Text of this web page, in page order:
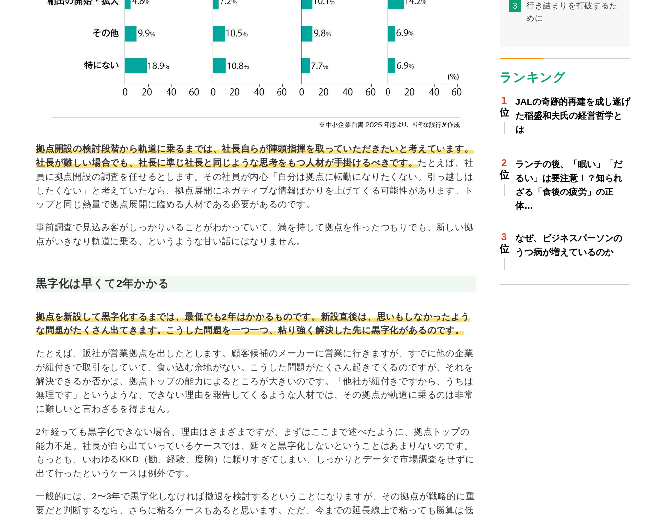
拠点開設の検討段階から軌道に乗るまでは、社長自らが陣頭指揮を取っていただきたいと考えています。
社長が難しい場合でも、社長に準じ社長と同じような思考をもつ人材が手掛けるべきです。たとえば、社
員に拠点開設の調査を任せるとします。その社員が内心「自分は拠点に転勤になりたくない。引っ越しは
したくない」と考えていたなら、拠点展開にネガティブな情報ばかりを上げてくる可能性があります。ト
ップと同じ熱量で拠点展開に臨める人材である必要があるのです。
事前調査で見込み客がしっかりいることがわかっていて、満を持して拠点を作ったつもりでも、新しい拠
点がいきなり軌道に乗る、というような甘い話にはなりません。
黒字化は早くて2年かかる
拠点を新設して黒字化するまでは、最低でも2年はかかるものです。新設直後は、思いもしなかったよう
な問題がたくさん出てきます。こうした問題を一つ一つ、粘り強く解決した先に黒字化があるのです。
たとえば、販社が営業拠点を出したとします。顧客候補のメーカーに営業に行きますが、すでに他の企業
が紐付きで取引をしていて、食い込む余地がない。こうした問題がたくさん起きてくるのですが、それを
解決できるか否かは、拠点トップの能力によるところが大きいのです。「他社が紐付きですから、うちは
無理です」というような、できない理由を報告してくるような人材では、その拠点が軌道に乗るのは非常
に難しいと言わざるを得ません。
2年経っても黒字化できない場合、理由はさまざまですが、まずはここまで述べたように、拠点トップの
能力不足。社長が自ら出ていっているケースでは、延々と黒字化しないということはあまりないのです。
もっとも、いわゆるKKD（勘、経験、度胸）に頼りすぎてしまい、しっかりとデータで市場調査をせずに
出て行ったというケースは例外です。
一般的には、2〜3年で黒字化しなければ撤退を検討するということになりますが、その拠点が戦略的に重
要だと判断するなら、さらに粘るケースもあると思います。ただ、今までの延長線上で粘っても勝算は低
行き詰まりを打破するた
めに
ランキング
JALの奇跡的再建を成し遂げ
た稲盛和夫氏の経営哲学と
は
ランチの後、「眠い」「だ
るい」は要注意！？知られ
ざる「食後の疲労」の正
体…
なぜ、ビジネスパーソンの
うつ病が増えているのか